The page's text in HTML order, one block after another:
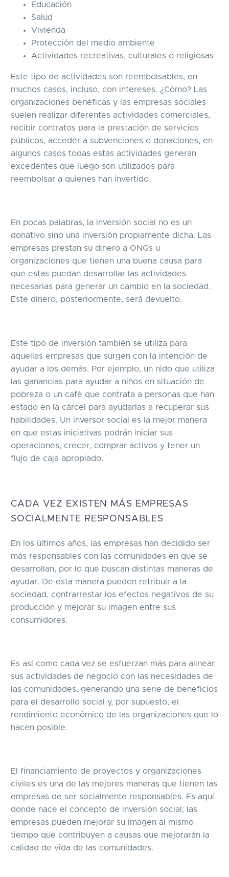
Educación
Salud
Vivienda
Protección del medio ambiente
Actividades recreativas, culturales o religiosas
Este tipo de actividades son reembolsables, en
muchos casos, incluso, con intereses. ¿Cómo? Las
organizaciones benéficas y las empresas sociales
suelen realizar diferentes actividades comerciales,
recibir contratos para la prestación de servicios
públicos, acceder a subvenciones o donaciones, en
algunos casos todas estas actividades generan
excedentes que luego son utilizados para
reembolsar a quienes han invertido.
En pocas palabras, la inversión social no es un
donativo sino una inversión propiamente dicha. Las
empresas prestan su dinero a ONGs u
organizaciones que tienen una buena causa para
que estas puedan desarrollar las actividades
necesarias para generar un cambio en la sociedad.
Este dinero, posteriormente, será devuelto.
Este tipo de inversión también se utiliza para
aquellas empresas que surgen con la intención de
ayudar a los demás. Por ejemplo, un nido que utiliza
las ganancias para ayudar a niños en situación de
pobreza o un café que contrata a personas que han
estado en la cárcel para ayudarlas a recuperar sus
habilidades. Un inversor social es la mejor manera
en que estas iniciativas podrán iniciar sus
operaciones, crecer, comprar activos y tener un
flujo de caja apropiado.
CADA VEZ EXISTEN MÁS EMPRESAS
SOCIALMENTE RESPONSABLES
En los últimos años, las empresas han decidido ser
más responsables con las comunidades en que se
desarrollan, por lo que buscan distintas maneras de
ayudar. De esta manera pueden retribuir a la
sociedad, contrarrestar los efectos negativos de su
producción y mejorar su imagen entre sus
consumidores.
Es así como cada vez se esfuerzan más para alinear
sus actividades de negocio con las necesidades de
las comunidades, generando una serie de beneficios
para el desarrollo social y, por supuesto, el
rendimiento económico de las organizaciones que lo
hacen posible.
El financiamiento de proyectos y organizaciones
civiles es una de las mejores maneras que tienen las
empresas de ser socialmente responsables. Es aquí
donde nace el concepto de inversión social; las
empresas pueden mejorar su imagen al mismo
tiempo que contribuyen a causas que mejorarán la
calidad de vida de las comunidades.